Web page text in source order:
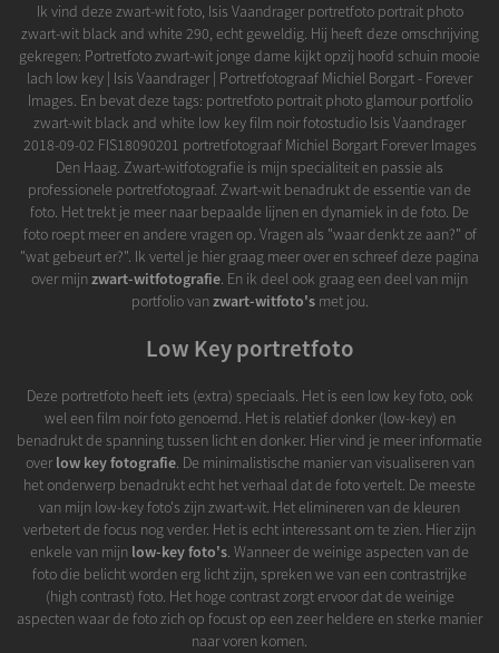
Ik vind deze zwart-wit foto, Isis Vaandrager portretfoto portrait photo
zwart-wit black and white 290, echt geweldig. Hij heeft deze omschrijving
gekregen: Portretfoto zwart-wit jonge dame kijkt opzij hoofd schuin mooie
lach low key | Isis Vaandrager | Portretfotograaf Michiel Borgart - Forever
Images. En bevat deze tags: portretfoto portrait photo glamour portfolio
zwart-wit black and white low key film noir fotostudio Isis Vaandrager
2018-09-02 FIS18090201 portretfotograaf Michiel Borgart Forever Images
Den Haag. Zwart-witfotografie is mijn specialiteit en passie als
professionele portretfotograaf. Zwart-wit benadrukt de essentie van de
foto. Het trekt je meer naar bepaalde lijnen en dynamiek in de foto. De
foto roept meer en andere vragen op. Vragen als "waar denkt ze aan?" of
"wat gebeurt er?". Ik vertel je hier graag meer over en schreef deze pagina
over mijnzwart-witfotografie. En ik deel ook graag een deel van mijn
portfolio vanzwart-witfoto'smet jou.
Low Key portretfoto
Deze portretfoto heeft iets (extra) speciaals. Het is een low key foto, ook
wel een film noir foto genoemd. Het is relatief donker (low-key) en
benadrukt de spanning tussen licht en donker. Hier vind je meer informatie
overlow key fotografie. De minimalistische manier van visualiseren van
het onderwerp benadrukt echt het verhaal dat de foto vertelt. De meeste
van mijn low-key foto's zijn zwart-wit. Het elimineren van de kleuren
verbetert de focus nog verder. Het is echt interessant om te zien. Hier zijn
enkele van mijn low-key foto's. Wanneer de weinige aspecten van de
foto die belicht worden erg licht zijn, spreken we van een contrastrijke
(high contrast) foto. Het hoge contrast zorgt ervoor dat de weinige
aspecten waar de foto zich op focust op een zeer heldere en sterke manier
naar voren komen.